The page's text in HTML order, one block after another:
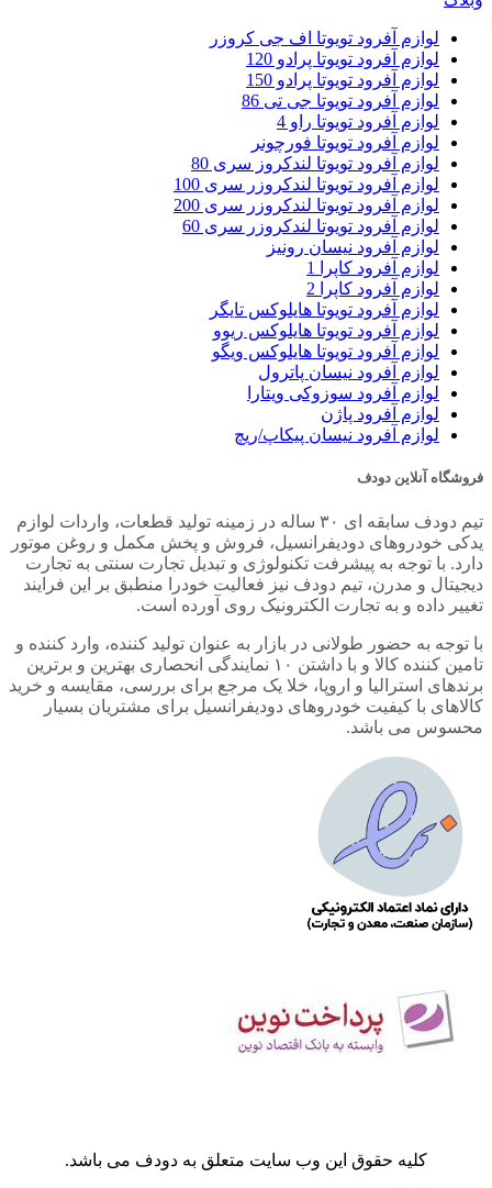
لوازم آفرود تویوتا اف جی کروزر
لوازم آفرود تویوتا پرادو 120
لوازم آفرود تویوتا پرادو 150
لوازم آفرود تویوتا جی تی 86
لوازم آفرود تویوتا راو 4
لوازم آفرود تویوتا فورچونر
لوازم آفرود تویوتا لندکروز سری 80
لوازم آفرود تویوتا لندکروزر سری 100
لوازم آفرود تویوتا لندکروزر سری 200
لوازم آفرود تویوتا لندکروزر سری 60
لوازم آفرود نیسان رونیز
لوازم آفرود کاپرا 1
لوازم آفرود کاپرا 2
لوازم آفرود تویوتا هایلوکس تایگر
لوازم آفرود تویوتا هایلوکس ریوو
لوازم آفرود تویوتا هایلوکس ویگو
لوازم آفرود نیسان پاترول
لوازم آفرود سوزوکی ویتارا
لوازم آفرود پاژن
لوازم آفرود نیسان پیکاپ/ریچ
فروشگاه آنلاین دودف
تیم دودف سابقه ای ۳۰ ساله در زمینه تولید قطعات، واردات لوازم
یدکی خودروهای دودیفرانسیل، فروش و پخش مکمل و روغن موتور
دارد. با توجه به پیشرفت تکنولوژی و تبدیل تجارت سنتی به تجارت
دیجیتال و مدرن، تیم دودف نیز فعالیت خودرا منطبق بر این فرایند
تغییر داده و به تجارت الکترونیک روی آورده است.
با توجه به حضور طولانی در بازار به عنوان تولید کننده، وارد کننده و
تامین کننده کالا و با داشتن ۱۰ نمایندگی انحصاری بهترین و برترین
برندهای استرالیا و اروپا، خلا یک مرجع برای بررسی، مقایسه و خرید
کالاهای با کیفیت خودروهای دودیفرانسیل برای مشتریان بسیار
محسوس می باشد.
کلیه حقوق این وب سایت متعلق به دودف می باشد.